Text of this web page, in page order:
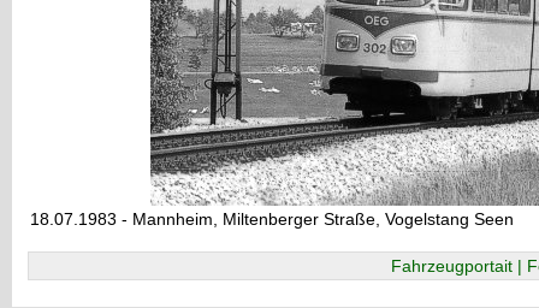
18.07.1983 - Mannheim, Miltenberger Straße, Vogelstang Seen
Fahrzeugportait |